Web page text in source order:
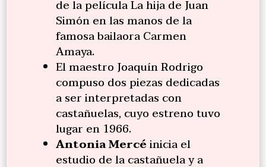
de la película La hija de Juan
Simón en las manos de la
famosa bailaora Carmen
Amaya.
El maestro Joaquín Rodrigo
compuso dos piezas dedicadas
a ser interpretadas con
castañuelas, cuyo estreno tuvo
lugar en 1966.
Antonia Mercéinicia el
estudio de la castañuela y a